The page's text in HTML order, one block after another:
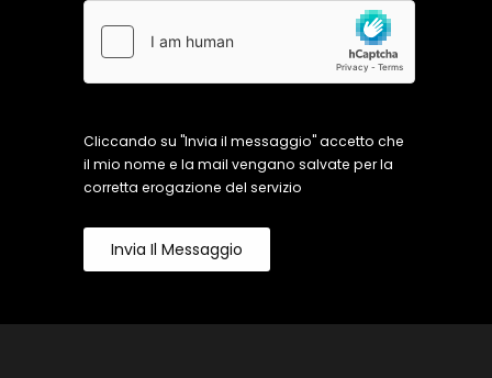
Cliccando su "Invia il messaggio" accetto che
il mio nome e la mail vengano salvate per la
corretta erogazione del servizio
Invia Il Messaggio